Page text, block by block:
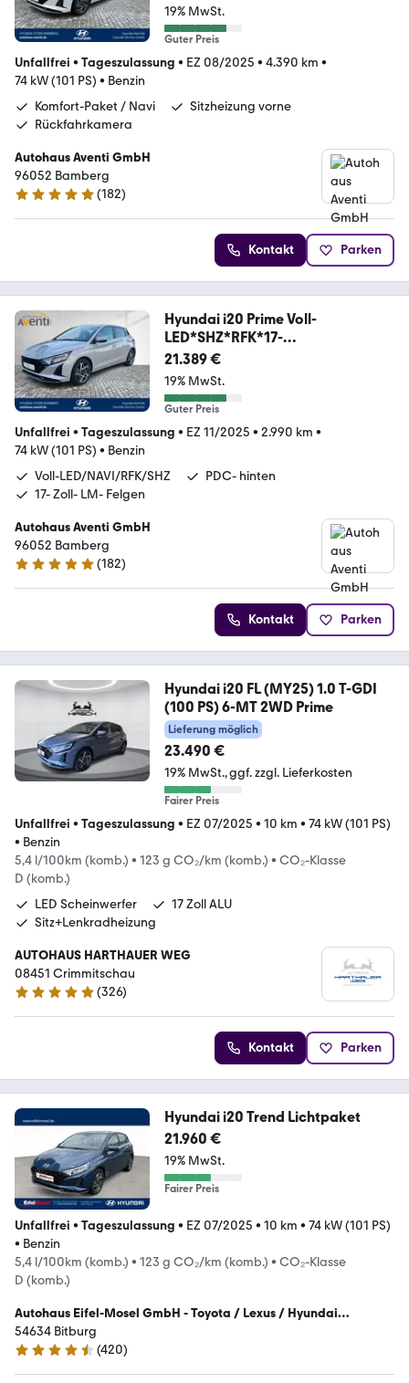
19% MwSt.
Guter Preis
Unfallfrei • Tageszulassung • EZ 08/2025 • 4.390 km •
74 kW (101 PS) • Benzin
Komfort-Paket / Navi
Sitzheizung vorne
Rückfahrkamera
Autohaus Aventi GmbH
96052 Bamberg
4.8 Sterne
(182)
Kontakt Parken
Hyundai i20 Prime Voll-
LED*SHZ*RFK*17-
Zoll*Navi*PDC*Klim
21.389 €
19% MwSt.
Guter Preis
Unfallfrei • Tageszulassung • EZ 11/2025 • 2.990 km •
74 kW (101 PS) • Benzin
Voll-LED/NAVI/RFK/SHZ
PDC- hinten
17- Zoll- LM- Felgen
Autohaus Aventi GmbH
96052 Bamberg
4.8 Sterne
(182)
Kontakt Parken
Hyundai i20 FL (MY25) 1.0 T-GDI
(100 PS) 6-MT 2WD Prime
Lieferung möglich
23.490 €
19% MwSt. ggf. zzgl. Lieferkosten
Fairer Preis
Unfallfrei • Tageszulassung • EZ 07/2025 • 10 km • 74 kW (101 PS)
• Benzin
5,4 l/100km (komb.) • 123 g CO₂/km (komb.) • CO₂-Klasse
D (komb.)
LED Scheinwerfer
17 Zoll ALU
Sitz+Lenkradheizung
AUTOHAUS HARTHAUER WEG
08451 Crimmitschau
4.9 Sterne
(326)
Kontakt Parken
Hyundai i20 Trend Lichtpaket
21.960 €
19% MwSt.
Fairer Preis
Unfallfrei • Tageszulassung • EZ 07/2025 • 10 km • 74 kW (101 PS)
• Benzin
5,4 l/100km (komb.) • 123 g CO₂/km (komb.) • CO₂-Klasse
D (komb.)
Autohaus Eifel-Mosel GmbH - Toyota / Lexus / Hyundai
Vertragshändler
54634 Bitburg
4.4 Sterne
(420)